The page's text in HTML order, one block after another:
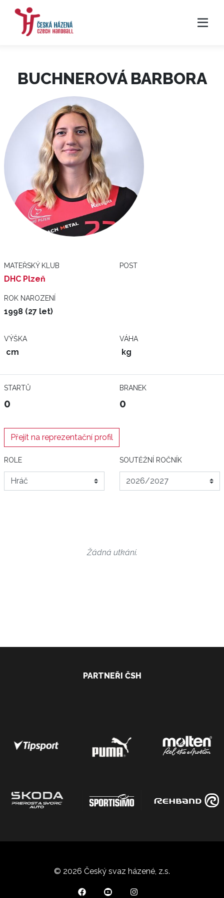
BUCHNEROVÁ BARBORA
MATEŘSKÝ KLUB
DHC Plzeň
POST
ROK NAROZENÍ
1998 (27 let)
VÝŠKA
cm
VÁHA
kg
STARTŮ
0
BRANEK
0
Přejít na reprezentační profil
ROLE SOUTĚŽNÍ ROČNÍK
Žádná utkání.
PARTNEŘI ČSH
© 2026 Český svaz házené, z.s.